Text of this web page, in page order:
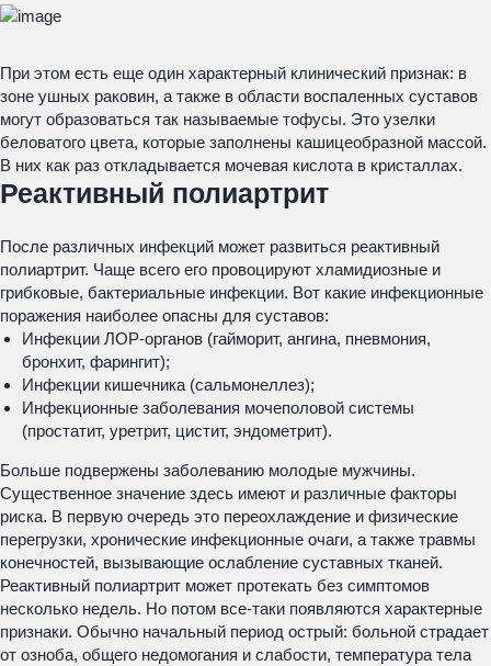
При этом есть еще один характерный клинический признак: в
зоне ушных раковин, а также в области воспаленных суставов
могут образоваться так называемые тофусы. Это узелки
беловатого цвета, которые заполнены кашицеобразной массой.
В них как раз откладывается мочевая кислота в кристаллах.
Реактивный полиартрит
После различных инфекций может развиться реактивный
полиартрит. Чаще всего его провоцируют хламидиозные и
грибковые, бактериальные инфекции. Вот какие инфекционные
поражения наиболее опасны для суставов:
Инфекции ЛОР-органов (гайморит, ангина, пневмония,
бронхит, фарингит);
Инфекции кишечника (сальмонеллез);
Инфекционные заболевания мочеполовой системы
(простатит, уретрит, цистит, эндометрит).
Больше подвержены заболеванию молодые мужчины.
Существенное значение здесь имеют и различные факторы
риска. В первую очередь это переохлаждение и физические
перегрузки, хронические инфекционные очаги, а также травмы
конечностей, вызывающие ослабление суставных тканей.
Реактивный полиартрит может протекать без симптомов
несколько недель. Но потом все-таки появляются характерные
признаки. Обычно начальный период острый: больной страдает
от озноба, общего недомогания и слабости, температура тела